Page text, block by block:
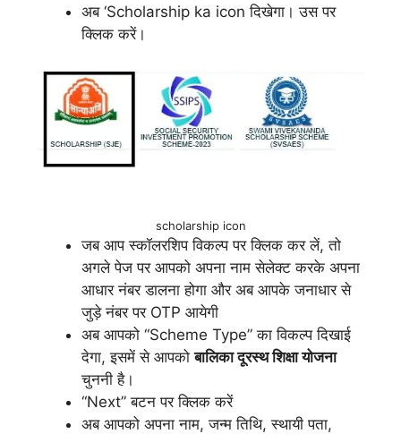
अब ‘Scholarship ka icon दिखेगा। उस पर
क्लिक करें।
scholarship icon
जब आप स्कॉलरशिप विकल्प पर क्लिक कर लें, तो
अगले पेज पर आपको अपना नाम सेलेक्ट करके अपना
आधार नंबर डालना होगा और अब आपके जनाधार से
जुड़े नंबर पर OTP आयेगी
अब आपको “Scheme Type” का विकल्प दिखाई
देगा, इसमें से आपकोबालिका दूरस्थ शिक्षा योजना
चुननी है।
“Next” बटन पर क्लिक करें
अब आपको अपना नाम, जन्म तिथि, स्थायी पता,